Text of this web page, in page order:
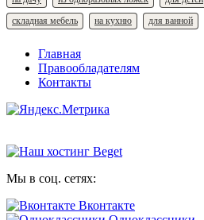
складная мебель
на кухню для ванной
Главная
Правообладателям
Контакты
Мы в соц. сетях:
Вконтакте